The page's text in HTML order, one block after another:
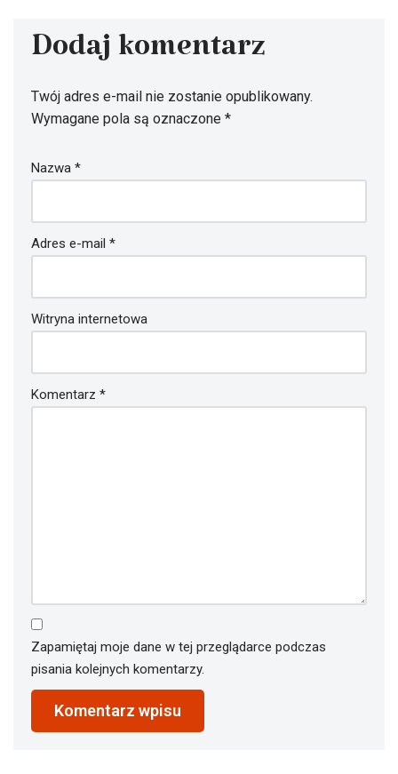
Dodaj komentarz
Twój adres e-mail nie zostanie opublikowany.
Wymagane pola są oznaczone *
Nazwa *
Adres e-mail *
Witryna internetowa
Komentarz *
Zapamiętaj moje dane w tej przeglądarce podczas
pisania kolejnych komentarzy.